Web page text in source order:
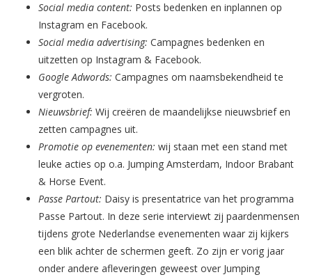
Social media content: Posts bedenken en inplannen op
Instagram en Facebook.
Social media advertising: Campagnes bedenken en
uitzetten op Instagram & Facebook.
Google Adwords: Campagnes om naamsbekendheid te
vergroten.
Nieuwsbrief: Wij creëren de maandelijkse nieuwsbrief en
zetten campagnes uit.
Promotie op evenementen: wij staan met een stand met
leuke acties op o.a. Jumping Amsterdam, Indoor Brabant
& Horse Event.
Passe Partout: Daisy is presentatrice van het programma
Passe Partout. In deze serie interviewt zij paardenmensen
tijdens grote Nederlandse evenementen waar zij kijkers
een blik achter de schermen geeft. Zo zijn er vorig jaar
onder andere afleveringen geweest over Jumping